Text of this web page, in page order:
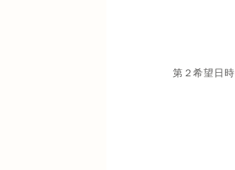
第２希望日時